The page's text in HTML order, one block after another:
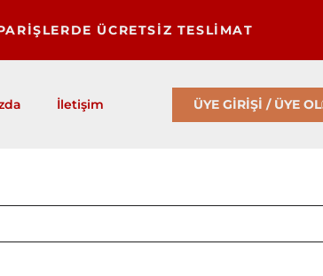
ÜCRETSİZ TESLİMAT
İletişim ÜYE GİRİŞİ / ÜYE OL